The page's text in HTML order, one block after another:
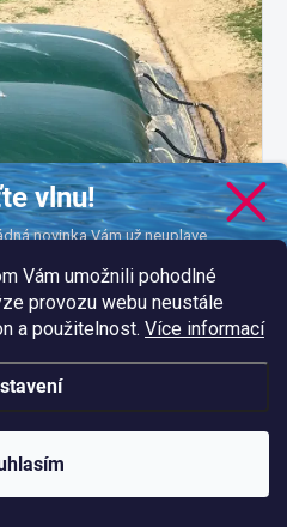
Vám umožnili pohodlné
provozu webu neustále
a použitelnost. Více informací
vlnu!
novinka Vám už neuplave.
NOVINKY
s našimi